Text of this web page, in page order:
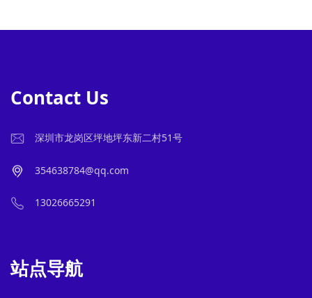
Contact Us
深圳市龙岗区坪地坪东新二村51号
354638784@qq.com
13026665291
站点导航